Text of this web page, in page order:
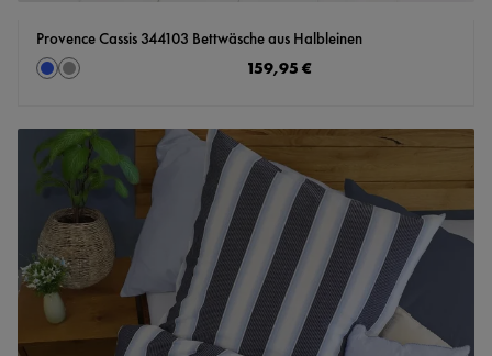
Provence Cassis 344103 Bettwäsche aus Halbleinen
Farbeauswählen
blaugrey
Regulärer Preis:
159,95 €